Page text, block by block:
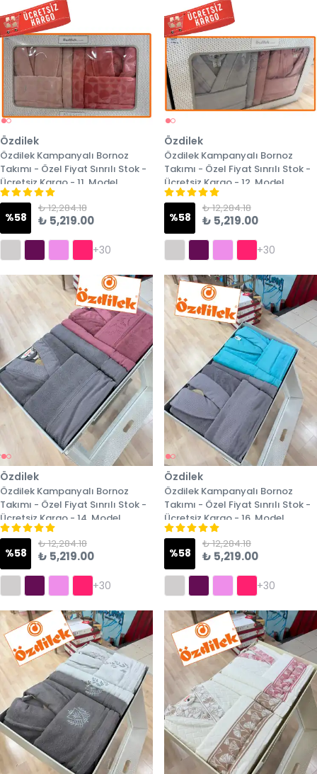
Özdilek
Özdilek Kampanyalı Bornoz
Takımı - Özel Fiyat Sınrılı Stok -
Ücretsiz Kargo - 11. Model
%58
₺ 12,284.18
₺ 5,219.00
+30
Özdilek
Özdilek Kampanyalı Bornoz
Takımı - Özel Fiyat Sınrılı Stok -
Ücretsiz Kargo - 12. Model
%58
₺ 12,284.18
₺ 5,219.00
+30
Özdilek
Özdilek Kampanyalı Bornoz
Takımı - Özel Fiyat Sınrılı Stok -
Ücretsiz Kargo - 14. Model
%58
₺ 12,284.18
₺ 5,219.00
+30
Özdilek
Özdilek Kampanyalı Bornoz
Takımı - Özel Fiyat Sınrılı Stok -
Ücretsiz Kargo - 16. Model
%58
₺ 12,284.18
₺ 5,219.00
+30